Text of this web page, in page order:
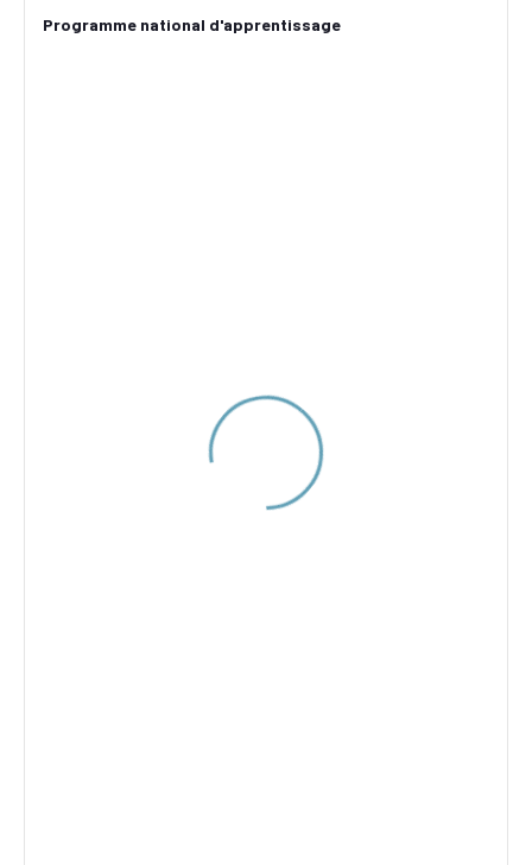
Programme national d'apprentissage